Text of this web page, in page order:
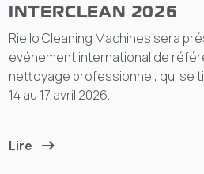
INTERCLEAN 2026
Riello Cleaning Machines sera
événement international de
nettoyage professionnel, qui se
14 au 17 avril 2026.
Lire